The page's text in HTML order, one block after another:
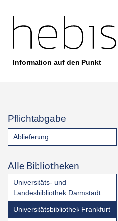
Information auf den Punkt
Pflichtabgabe
Ablieferung
Alle Bibliotheken
Universitäts- und
Landesbibliothek Darmstadt
Universitätsbibliothek Frankfurt